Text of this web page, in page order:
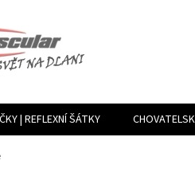
| REFLEXNÍ ŠÁTKY
| MLHOVAČE A ROSÍCÍ ZAŘÍZENÍ